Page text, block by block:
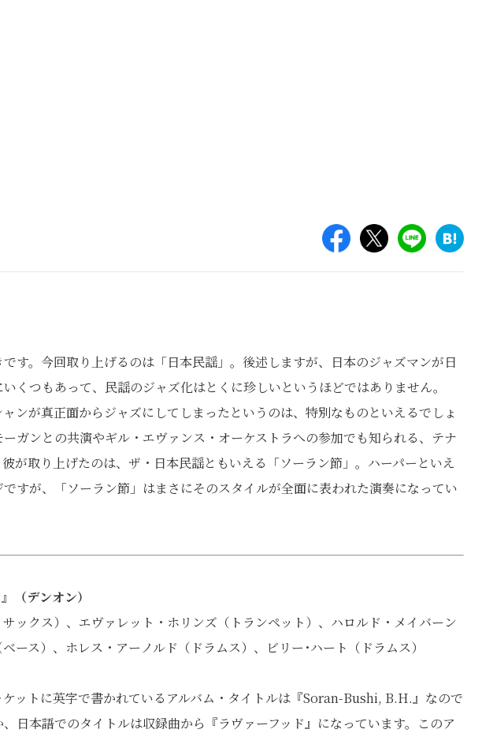
です。今回取り上げるのは「日本民謡」。後述しますが、日本のジャズマンが日
くつもあって、民謡のジャズ化はとくに珍しいというほどではありません。
ンが真正面からジャズにしてしまったというのは、特別なものといえるでしょ
ガンとの共演やギル・エヴァンス・オーケストラへの参加でも知られる、テナ
が取り上げたのは、ザ・日本民謡ともいえる「ソーラン節」。ハーパーといえ
すが、「ソーラン節」はまさにそのスタイルが全面に表われた演奏になってい
（デンオン）
ックス）、エヴァレット・ホリンズ（トランペット）、ハロルド・メイバーン
ース）、ホレス・アーノルド（ドラムス）、ビリー･ハート（ドラムス）
ットに英字で書かれているアルバム・タイトルは『Soran-Bushi, B.H.』なので
日本語でのタイトルは収録曲から『ラヴァーフッド』になっています。このア